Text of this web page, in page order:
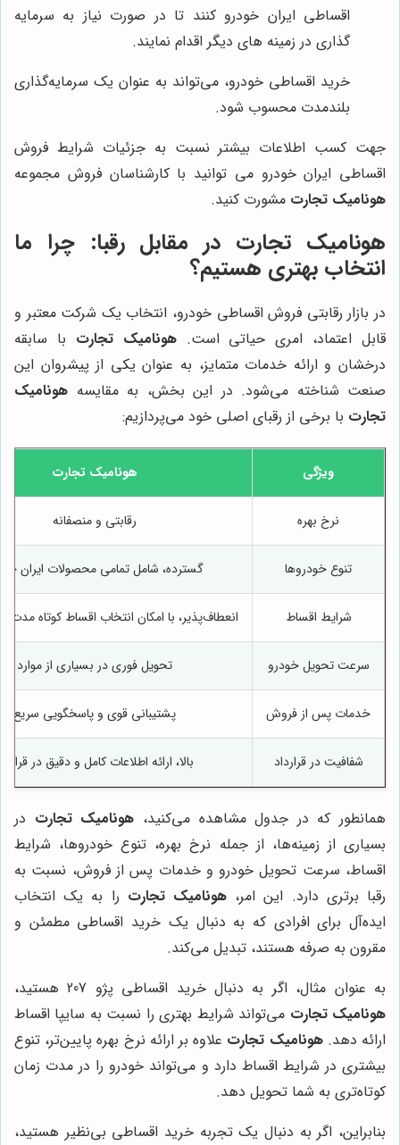
اقساطی ایران خودرو کنند تا در صورت نیاز به سرمایه
گذاری در زمینه های دیگر اقدام نمایند.
خرید اقساطی خودرو، می‌تواند به عنوان یک سرمایه‌گذاری
بلندمدت محسوب شود.
جهت کسب اطلاعات بیشتر نسبت به جزئیات شرایط فروش
اقساطی ایران خودرو می توانید با کارشناسان فروش مجموعه
هونامیک تجارت مشورت کنید.
هونامیک تجارت در مقابل رقبا: چرا ما
انتخاب بهتری هستیم؟
در بازار رقابتی فروش اقساطی خودرو، انتخاب یک شرکت معتبر و
قابل اعتماد، امری حیاتی است.هونامیک تجارت با سابقه
درخشان و ارائه خدمات متمایز، به عنوان یکی از پیشروان این
صنعت شناخته می‌شود. در این بخش، به مقایسه هونامیک
تجارت با برخی از رقبای اصلی خود می‌پردازیم:
ویژگی هونامیک تجارت
نرخ بهره رقابتی و منصفانه
تنوع خودروها گسترده، شامل تمامی محصولات ایران
شرایط اقساط انعطاف‌پذیر، با امکان انتخاب اقساط کوتاه مدت
سرعت تحویل خودرو تحویل فوری در بسیاری از موارد
خدمات پس از فروش پشتیبانی قوی و پاسخگویی سریع
شفافیت در قرارداد بالا، ارائه اطلاعات کامل و دقیق در
همانطور که در جدول مشاهده می‌کنید، هونامیک تجارت در
بسیاری از زمینه‌ها، از جمله نرخ بهره، تنوع خودروها، شرایط
اقساط، سرعت تحویل خودرو و خدمات پس از فروش، نسبت به
رقبا برتری دارد. این امر، هونامیک تجارت را به یک انتخاب
ایده‌آل برای افرادی که به دنبال یک خرید اقساطی مطمئن و
مقرون به صرفه هستند، تبدیل می‌کند.
به عنوان مثال، اگر به دنبال خرید اقساطی پژو 207 هستید،
هونامیک تجارت می‌تواند شرایط بهتری را نسبت به سایپا اقساط
ارائه دهد.هونامیک تجارت علاوه بر ارائه نرخ بهره پایین‌تر، تنوع
بیشتری در شرایط اقساط دارد و می‌تواند خودرو را در مدت زمان
کوتاه‌تری به شما تحویل دهد.
بنابراین، اگر به دنبال یک تجربه خرید اقساطی بی‌نظیر هستید،